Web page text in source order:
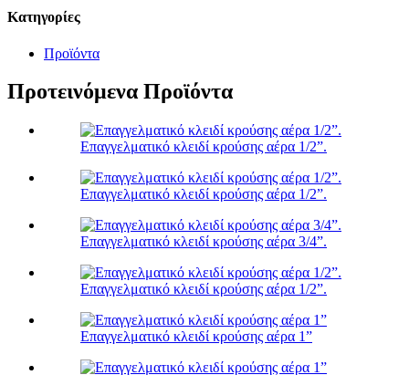
Κατηγορίες
Προϊόντα
Προτεινόμενα Προϊόντα
Επαγγελματικό κλειδί κρούσης αέρα 1/2”.
Επαγγελματικό κλειδί κρούσης αέρα 1/2”.
Επαγγελματικό κλειδί κρούσης αέρα 3/4”.
Επαγγελματικό κλειδί κρούσης αέρα 1/2”.
Επαγγελματικό κλειδί κρούσης αέρα 1”